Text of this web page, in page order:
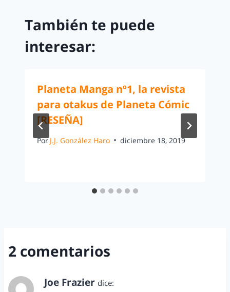
También te puede
interesar:
Planeta Manga nº1, la revista
para otakus de Planeta Cómic
[RESEÑA]
Por J.J. González Haro diciembre 18, 2019
2 comentarios
Joe Frazier dice: